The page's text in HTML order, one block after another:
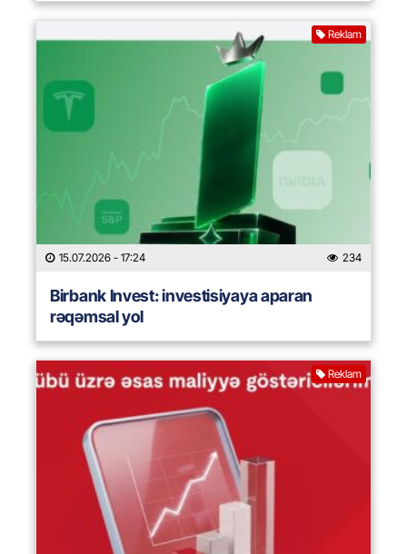
Reklam
15.07.2026 - 17:24 234
Birbank Invest: investisiyaya aparan
rəqəmsal yol
Reklam